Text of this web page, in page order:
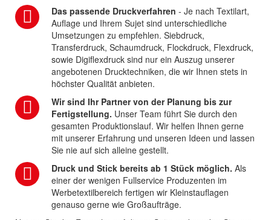
Das passende Druckverfahren - Je nach Textilart,
Auflage und Ihrem Sujet sind unterschiedliche
Umsetzungen zu empfehlen. Siebdruck,
Transferdruck, Schaumdruck, Flockdruck, Flexdruck,
sowie Digiflexdruck sind nur ein Auszug unserer
angebotenen Drucktechniken, die wir Ihnen stets in
höchster Qualität anbieten.
Wir sind Ihr Partner von der Planung bis zur
Fertigstellung. Unser Team führt Sie durch den
gesamten Produktionslauf. Wir helfen Ihnen gerne
mit unserer Erfahrung und unseren Ideen und lassen
Sie nie auf sich alleine gestellt.
Druck und Stick bereits ab 1 Stück möglich. Als
einer der wenigen Fullservice Produzenten im
Werbetextilbereich fertigen wir Kleinstauflagen
genauso gerne wie Großaufträge.